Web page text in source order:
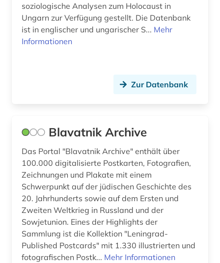
schiffsbesatzung (2)
schutzbau (1)
soldat (1)
sowjetunion (4)
sozialgeschichte (2)
sozialismus (2)
stadtgeschichte (2)
ukraine (1)
ungarn (1)
soziologische Analysen zum Holocaust in
Ungarn zur Verfügung gestellt. Die Datenbank
ist in englischer und ungarischer S... Mehr
Informationen
Zur Datenbank
Blavatnik Archive
Das Portal "Blavatnik Archive" enthält über
100.000 digitalisierte Postkarten, Fotografien,
Zeichnungen und Plakate mit einem
Schwerpunkt auf der jüdischen Geschichte des
20. Jahrhunderts sowie auf dem Ersten und
Zweiten Weltkrieg in Russland und der
Sowjetunion. Eines der Highlights der
Sammlung ist die Kollektion "Leningrad-
Published Postcards" mit 1.330 illustrierten und
fotografischen Postk... Mehr Informationen